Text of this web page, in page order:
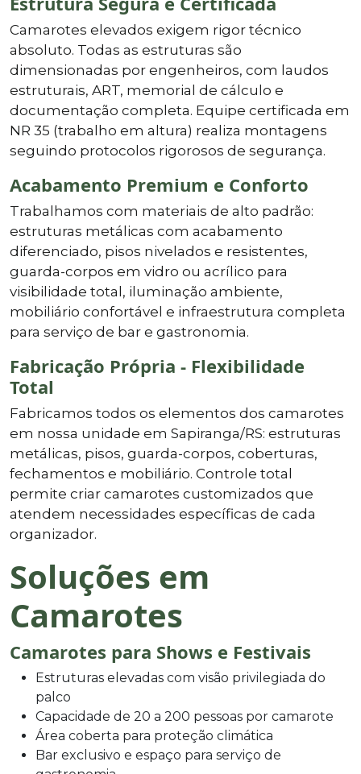
Camarotes elevados exigem rigor técnico
absoluto. Todas as estruturas são
dimensionadas por engenheiros, com laudos
estruturais, ART, memorial de cálculo e
documentação completa. Equipe certificada em
NR 35 (trabalho em altura) realiza montagens
seguindo protocolos rigorosos de segurança.
Acabamento Premium e Conforto
Trabalhamos com materiais de alto padrão:
estruturas metálicas com acabamento
diferenciado, pisos nivelados e resistentes,
guarda-corpos em vidro ou acrílico para
visibilidade total, iluminação ambiente,
mobiliário confortável e infraestrutura completa
para serviço de bar e gastronomia.
Fabricação Própria - Flexibilidade
Total
Fabricamos todos os elementos dos camarotes
em nossa unidade em Sapiranga/RS: estruturas
metálicas, pisos, guarda-corpos, coberturas,
fechamentos e mobiliário. Controle total
permite criar camarotes customizados que
atendem necessidades específicas de cada
organizador.
Soluções em
Camarotes
Camarotes para Shows e Festivais
Estruturas elevadas com visão privilegiada do
palco
Capacidade de 20 a 200 pessoas por camarote
Área coberta para proteção climática
Bar exclusivo e espaço para serviço de